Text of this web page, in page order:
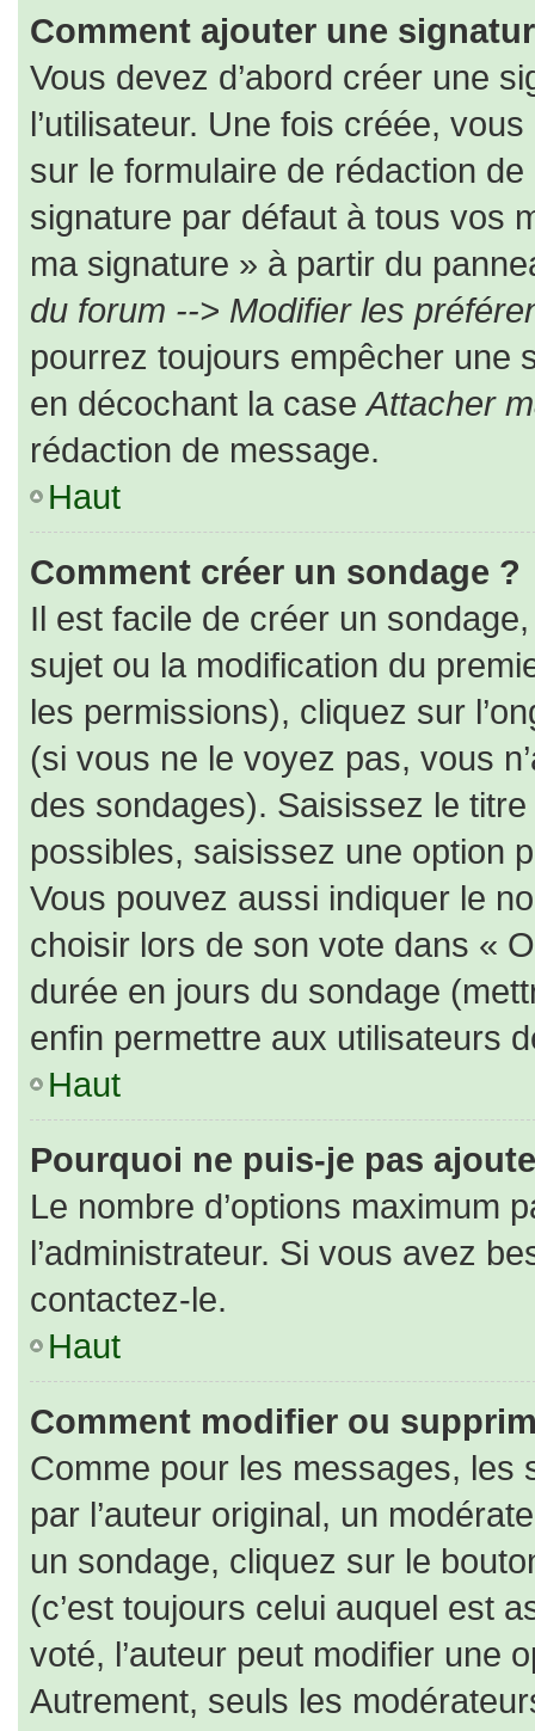
Comment ajouter une
Vous devez d’abord créer une
l’utilisateur. Une fois créée,
sur le formulaire de rédaction
signature par défaut à tous vos
ma signature » à partir du
du forum --> Modifier les
pourrez toujours empêcher une
en décochant la caseAttacher
rédaction de message.
Haut
Comment créer un sondage ?
Il est facile de créer un
sujet ou la modification du
les permissions), cliquez sur
(si vous ne le voyez pas, vous
des sondages). Saisissez le
possibles, saisissez une option
Vous pouvez aussi indiquer le
choisir lors de son vote dans «
durée en jours du sondage
enfin permettre aux utilisateurs
Haut
Pourquoi ne puis-je pas
Le nombre d’options maximum
l’administrateur. Si vous avez
contactez-le.
Haut
Comment modifier ou
Comme pour les messages, les
par l’auteur original, un
un sondage, cliquez sur le
(c’est toujours celui auquel est
voté, l’auteur peut modifier une
Autrement, seuls les